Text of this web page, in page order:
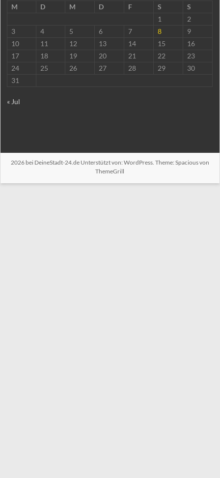
M
D M D F S
S
1
2
3
4 5 6 7 8
9
10
11 12 13 14 15
16
17
18 19 20 21 22
23
24
25 26 27 28 29
30
31
« Jul
2026 bei DeineStadt-24.deUnterstützt von: WordPress. Theme: Spacious von
ThemeGrill